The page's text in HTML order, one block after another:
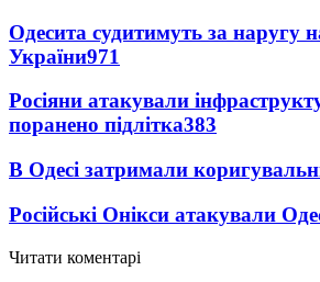
Одесита судитимуть за наругу
України971
Росіяни атакували
поранено підлітка383
В Одесі затримали
Російські Онікси атакували
Читати коментарі